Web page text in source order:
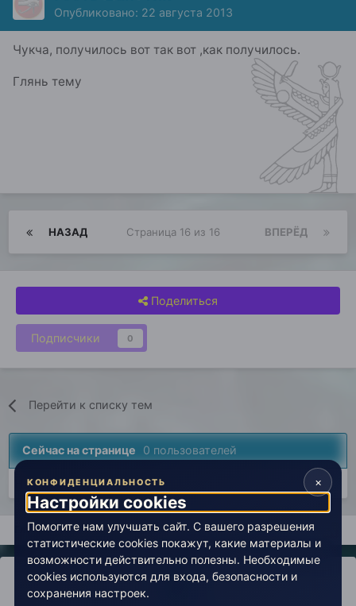
Опубликовано: 22 августа 2013
Чукча, получилось вот так вот ,как получилось.
Глянь тему
НАЗАД ВПЕРЁД
Страница 16 из 16
Поделиться
Подписчики 0
Перейти к списку тем
Сейчас на странице 0 пользователей
Нет пользователей, просматривающих эту страницу.
Главная Лаборатория История Лаборатория (архив)
×
КОНФИДЕНЦИАЛЬНОСТЬ
Настройки cookies
Помогите нам улучшать сайт. С вашего разрешения
статистические cookies покажут, какие материалы и
возможности действительно полезны. Необходимые
cookies используются для входа, безопасности и
сохранения настроек.